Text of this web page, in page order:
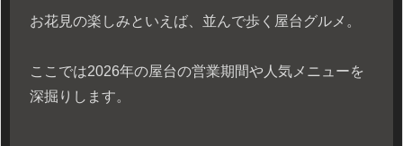
お花見の楽しみといえば、並んで歩く屋台グルメ。
ここでは2026年の屋台の営業期間や人気メニューを
深掘りします。